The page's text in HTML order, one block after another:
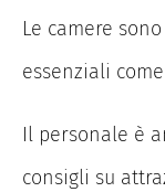
Le camere
essenziali
Il personale è
consigli su